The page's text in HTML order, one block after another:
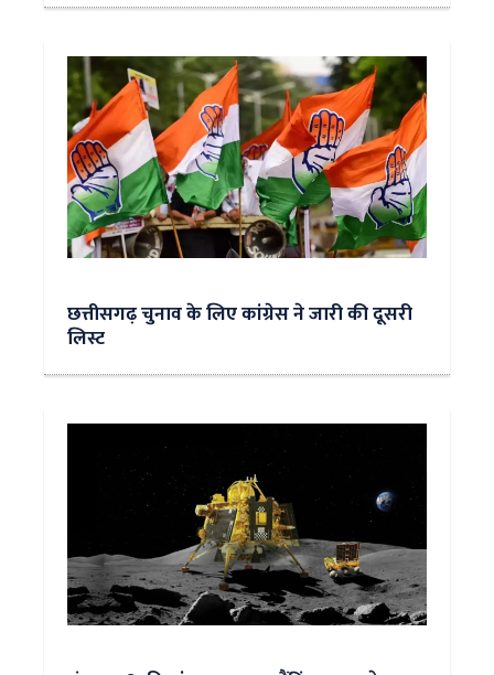
छत्तीसगढ़ चुनाव के लिए कांग्रेस ने जारी की दूसरी
लिस्ट